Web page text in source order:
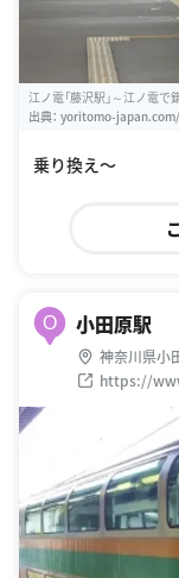
江ノ電「藤沢駅」～江ノ電で
出典： yoritomo-
乗り換え〜
O 小田原駅
神奈川県小
https://